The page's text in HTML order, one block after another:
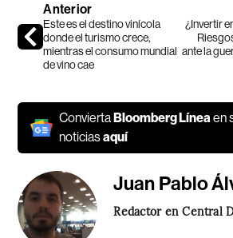
Anterior
Este es el destino vinícola
donde el turismo crece,
mientras el consumo mundial
de vino cae
¿Invertir
ante la
ConviertaBloomberg Líneaen
noticiasaquí
Juan Pablo
Redactor en Central